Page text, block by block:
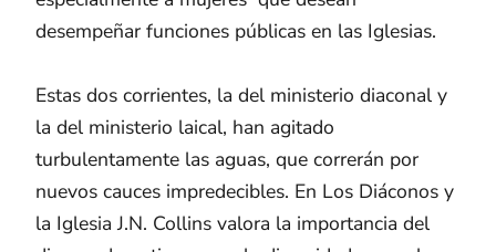
desempeñar funciones públicas en las Iglesias.
Estas dos corrientes, la del ministerio diaconal y
la del ministerio laical, han agitado
turbulentamente las aguas, que correrán por
nuevos cauces impredecibles. En Los Diáconos y
la Iglesia J.N. Collins valora la importancia del